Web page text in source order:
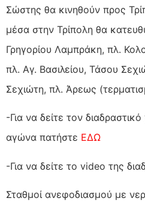
Σώστης θα κινηθούν προς
μέσα στην Τρίπολη θα
Γρηγορίου Λαμπράκη, πλ.
πλ. Αγ. Βασιλείου, Τάσου
Σεχιώτη, πλ. Άρεως
-Για να δείτε τον
αγώνα πατήστε ΕΔΩ
-Για να δείτε το video της
Σταθμοί ανεφοδιασμού με